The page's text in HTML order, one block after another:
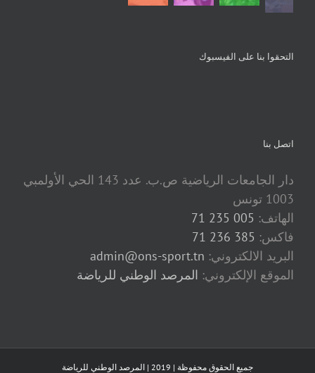
التحقوا بنا على الفيسبوك
اتصل بنا
دار الجامعات الرياضية ص.ب. عدد 143 الحي الأولمبي
1003 تونس
الهاتف: 005 235 71
فاكس: 385 236 71
البريد الالكتروني: admin@ons-sport.tn
الموقع الإلكتروني: المرصد الوطني للرياضة
جميع الحقوق محفوظة | 2019 | المرصد الوطني للرياضة